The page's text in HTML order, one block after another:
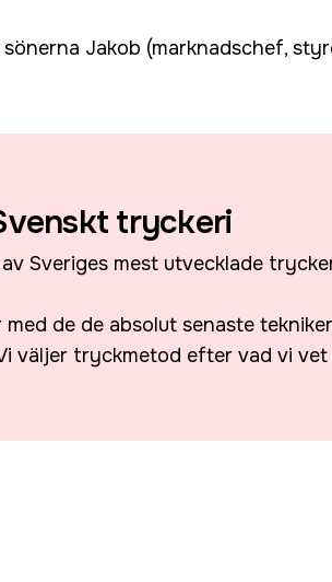
sönerna Jakob (marknadschef,
tryckeri
Sveriges mest utvecklade
de de absolut senaste
väljer tryckmetod efter vad vi